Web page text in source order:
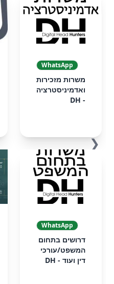
❮
WhatsApp
משרות מזכירות
ואדמיניסטרציה
- DH
WhatsApp
דרושים בתחום
המשפט/עורכי
דין ועוד - DH